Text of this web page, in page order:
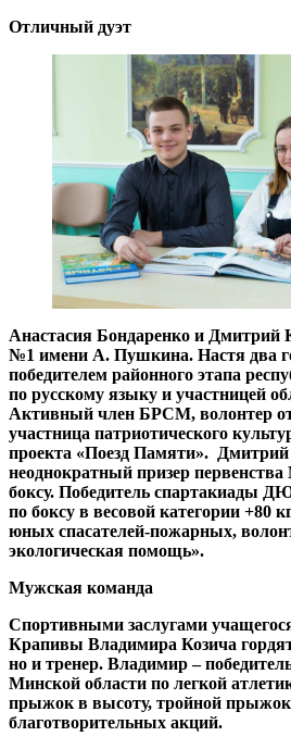
Отличный дуэт
Анастасия Бондаренко и Дмитрий
№1 имени А. Пушкина. Настя два
победителем районного этапа
по русскому языку и участницей
Активный член БРСМ, волонтер
участница патриотического
проекта «Поезд Памяти». Дмитрий
неоднократный призер
боксу. Победитель спартакиады
по боксу в весовой категории +80
юных спасателей-пожарных,
экологическая помощь».
Мужская команда
Спортивными заслугами
Крапивы Владимира Козича
но и тренер. Владимир –
Минской области по легкой
прыжок в высоту, тройной
благотворительных акций.